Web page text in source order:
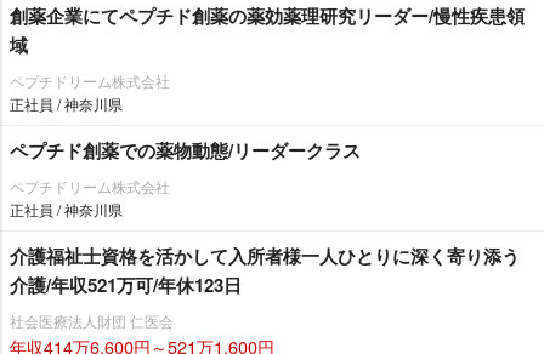
創薬企業にてペプチド創薬の薬効薬理研究リーダー/慢性疾患領
域
ペプチドリーム株式会社
正社員 / 神奈川県
ペプチド創薬での薬物動態/リーダークラス
ペプチドリーム株式会社
正社員 / 神奈川県
介護福祉士資格を活かして入所者様一人ひとりに深く寄り添う
介護/年収521万可/年休123日
社会医療法人財団 仁医会
年収414万6,600円～521万1,600円